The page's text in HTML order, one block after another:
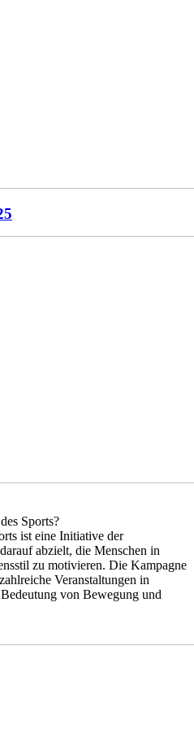
Sports?
ist eine Initiative der
abzielt, die Menschen in
zu motivieren. Die Kampagne
Veranstaltungen in
von Bewegung und